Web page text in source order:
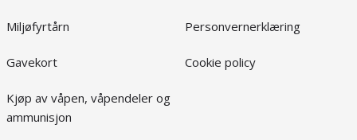
Miljøfyrtårn
Gavekort
Kjøp av våpen, våpendeler og
ammunisjon
Personvernerklæring
Cookie policy